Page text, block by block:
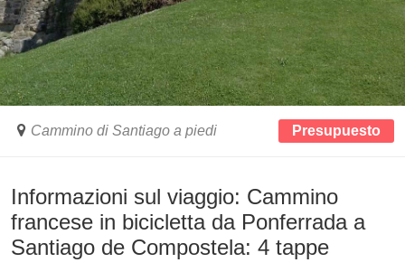
Cammino di Santiago a piedi Presupuesto
Informazioni sul viaggio: Cammino
francese in bicicletta da Ponferrada a
Santiago de Compostela: 4 tappe